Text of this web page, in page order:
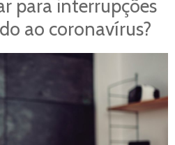
para interrupções
ao coronavírus?